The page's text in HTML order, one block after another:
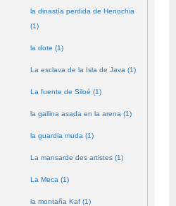
la dinastía perdida de Henochia
(1)
la dote (1)
La esclava de la Isla de Java (1)
La fuente de Siloé (1)
la gallina asada en la arena (1)
la guardia muda (1)
La mansarde des artistes (1)
La Meca (1)
la montaña Kaf (1)